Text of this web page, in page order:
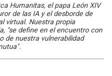
Humanitas, el papa León XIV
de las IA y el desborde de
virtual. Nuestra propia
"se define en el encuentro con
de nuestra vulnerabilidad